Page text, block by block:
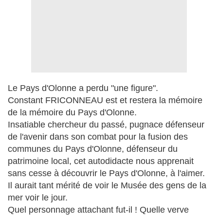
Le Pays d'Olonne a perdu "une figure".
Constant FRICONNEAU est et restera la mémoire
de la mémoire du Pays d'Olonne.
Insatiable chercheur du passé, pugnace défenseur
de l'avenir dans son combat pour la fusion des
communes du Pays d'Olonne, défenseur du
patrimoine local, cet autodidacte nous apprenait
sans cesse à découvrir le Pays d'Olonne, à l'aimer.
Il aurait tant mérité de voir le Musée des gens de la
mer voir le jour.
Quel personnage attachant fut-il ! Quelle verve